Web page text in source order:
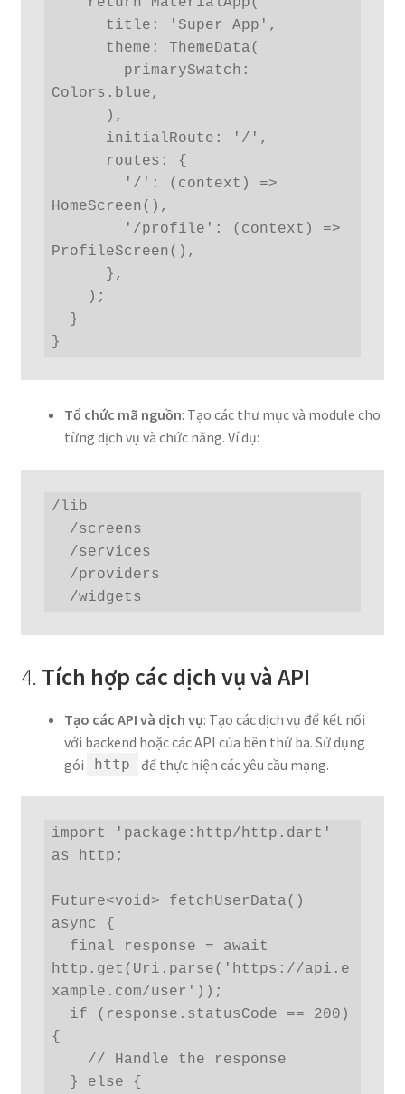
Colors.blue,
HomeScreen(),
ProfileScreen(),
}
Tổ chức mã nguồn: Tạo các thư mục và module cho
từng dịch vụ và chức năng. Ví dụ:
/lib
  /widgets
4. Tích hợp các dịch vụ và API
Tạo các API và dịch vụ: Tạo các dịch vụ để kết nối
với backend hoặc các API của bên thứ ba. Sử dụng
gói
http để thực hiện các yêu cầu mạng.
import 'package:http/http.dart'
as http;
Future<void> fetchUserData()
async {
http.get(Uri.parse('https://api.e
xample.com/user'));
{